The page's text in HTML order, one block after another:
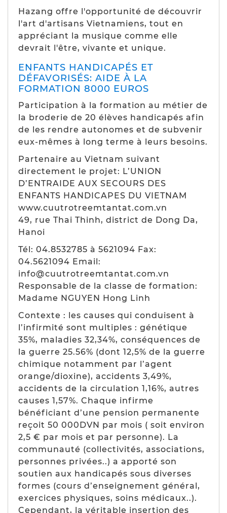
Hazang offre l'opportunité de découvrir
l'art d'artisans Vietnamiens, tout en
appréciant la musique comme elle
devrait l'être, vivante et unique.
ENFANTS HANDICAPÉS ET
DÉFAVORISÉS: AIDE À LA
FORMATION 8000 EUROS
Participation à la formation au métier de
la broderie de 20 élèves handicapés afin
de les rendre autonomes et de subvenir
eux-mêmes à long terme à leurs besoins.
Partenaire au Vietnam suivant
directement le projet: L’UNION
D’ENTRAIDE AUX SECOURS DES
ENFANTS HANDICAPES DU VIETNAM
www.cuutrotreemtantat.com.vn
49, rue Thai Thinh, district de Dong Da,
Hanoi
Tél: 04.8532785 à 5621094 Fax:
04.5621094 Email:
info@cuutrotreemtantat.com.vn
Responsable de la classe de formation:
Madame NGUYEN Hong Linh
Contexte : les causes qui conduisent à
l’infirmité sont multiples : génétique
35%, maladies 32,34%, conséquences de
la guerre 25.56% (dont 12,5% de la guerre
chimique notamment par l’agent
orange/dioxine), accidents 3,49%,
accidents de la circulation 1,16%, autres
causes 1,57%. Chaque infirme
bénéficiant d’une pension permanente
reçoit 50 000DVN par mois ( soit environ
2,5 € par mois et par personne). La
communauté (collectivités, associations,
personnes privées..) a apporté son
soutien aux handicapés sous diverses
formes (cours d’enseignement général,
exercices physiques, soins médicaux..).
Cependant, la véritable insertion des